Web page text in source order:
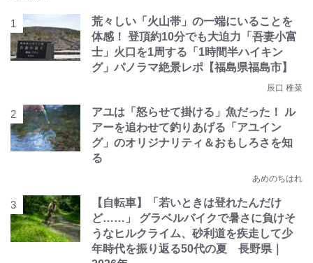
荒々しい「火山帯」の一端にいることを
体感！ 登頂約10分でも大迫力「吾妻小富
士」火口を1周する「1時間半ハイキン
グ」パノラマ絶景レポ【福島県福島市】
辰口 稚菜
アユは「怒らせて掛ける」魚だった！ ル
アーを追わせて釣りあげる「アユイン
グ」のオリジナリティ＆おもしろさを知
る
あめのちはれ
【自転車】「若いときは登れたんだけ
ど……」 グラベルバイクで暑さに負けそ
うなヒルクライム、砂利道を疾走して少
年時代を振り返る50代の夏 長野県｜